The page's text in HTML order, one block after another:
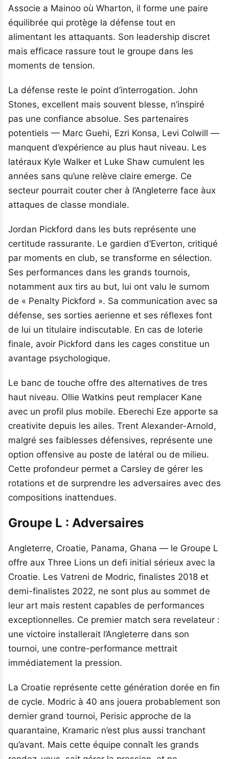
Associe a Mainoo où Wharton, il forme une paire
équilibrée qui protège la défense tout en
alimentant les attaquants. Son leadership discret
mais efficace rassure tout le groupe dans les
moments de tension.
La défense reste le point d’interrogation. John
Stones, excellent mais souvent blesse, n’inspiré
pas une confiance absolue. Ses partenaires
potentiels — Marc Guehi, Ezri Konsa, Levi Colwill —
manquent d’expérience au plus haut niveau. Les
latéraux Kyle Walker et Luke Shaw cumulent les
années sans qu’une relève claire emerge. Ce
secteur pourrait couter cher à l’Angleterre face àux
attaques de classe mondiale.
Jordan Pickford dans les buts représente une
certitude rassurante. Le gardien d’Everton, critiqué
par moments en club, se transforme en sélection.
Ses performances dans les grands tournois,
notamment aux tirs au but, lui ont valu le surnom
de « Penalty Pickford ». Sa communication avec sa
défense, ses sorties aerienne et ses réflexes font
de lui un titulaire indiscutable. En cas de loterie
finale, avoir Pickford dans les cages constitue un
avantage psychologique.
Le banc de touche offre des alternatives de tres
haut niveau. Ollie Watkins peut remplacer Kane
avec un profil plus mobile. Eberechi Eze apporte sa
creativite depuis les ailes. Trent Alexander-Arnold,
malgré ses faiblesses défensives, représente une
option offensive au poste de latéral ou de milieu.
Cette profondeur permet a Carsley de gérer les
rotations et de surprendre les adversaires avec des
compositions inattendues.
Groupe L : Adversaires
Angleterre, Croatie, Panama, Ghana — le Groupe L
offre aux Three Lions un defi initial sérieux avec la
Croatie. Les Vatreni de Modric, finalistes 2018 et
demi-finalistes 2022, ne sont plus au sommet de
leur art mais restent capables de performances
exceptionnelles. Ce premier match sera revelateur :
une victoire installerait l’Angleterre dans son
tournoi, une contre-performance mettrait
immédiatement la pression.
La Croatie représente cette génération dorée en fin
de cycle. Modric à 40 ans jouera probablement son
dernier grand tournoi, Perisic approche de la
quarantaine, Kramaric n’est plus aussi tranchant
qu’avant. Mais cette équipe connaît les grands